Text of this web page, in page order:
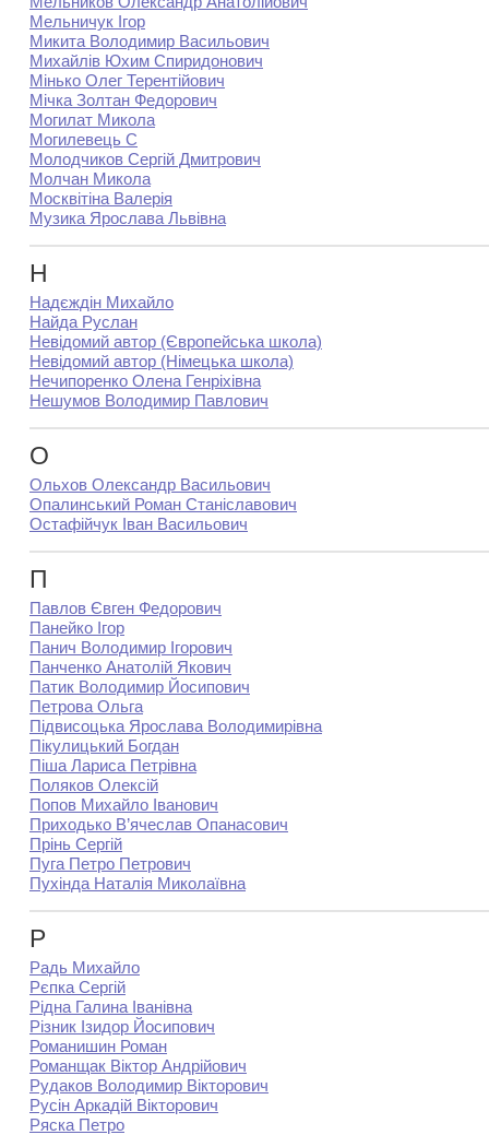
Мельничук Ігор
Микита Володимир Васильович
Михайлів Юхим Спиридонович
Мінько Олег Терентійович
Мічка Золтан Федорович
Могилат Микола
Могилевець C
Молодчиков Сергій Дмитрович
Молчан Микола
Москвітіна Валерія
Музика Ярослава Львівна
Н
Надєждін Михайло
Найда Руслан
Невідомий автор (Європейська школа)
Невідомий автор (Німецька школа)
Нечипоренко Олена Генріхівна
Нешумов Володимир Павлович
О
Ольхов Олександр Васильович
Опалинський Роман Станіславович
Остафійчук Іван Васильович
П
Павлов Євген Федорович
Панейко Ігор
Панич Володимир Ігорович
Панченко Анатолій Якович
Патик Володимир Йосипович
Петрова Ольга
Підвисоцька Ярослава Володимирівна
Пікулицький Богдан
Піша Лариса Петрівна
Поляков Олексій
Попов Михайло Іванович
Приходько В’ячеслав Опанасович
Прінь Сергій
Пуга Петро Петрович
Пухінда Наталія Миколаївна
Р
Радь Михайло
Рєпка Сергій
Рідна Галина Іванівна
Різник Ізидор Йосипович
Романишин Роман
Романщак Віктор Андрійович
Рудаков Володимир Вікторович
Русін Аркадій Вікторович
Ряска Петро